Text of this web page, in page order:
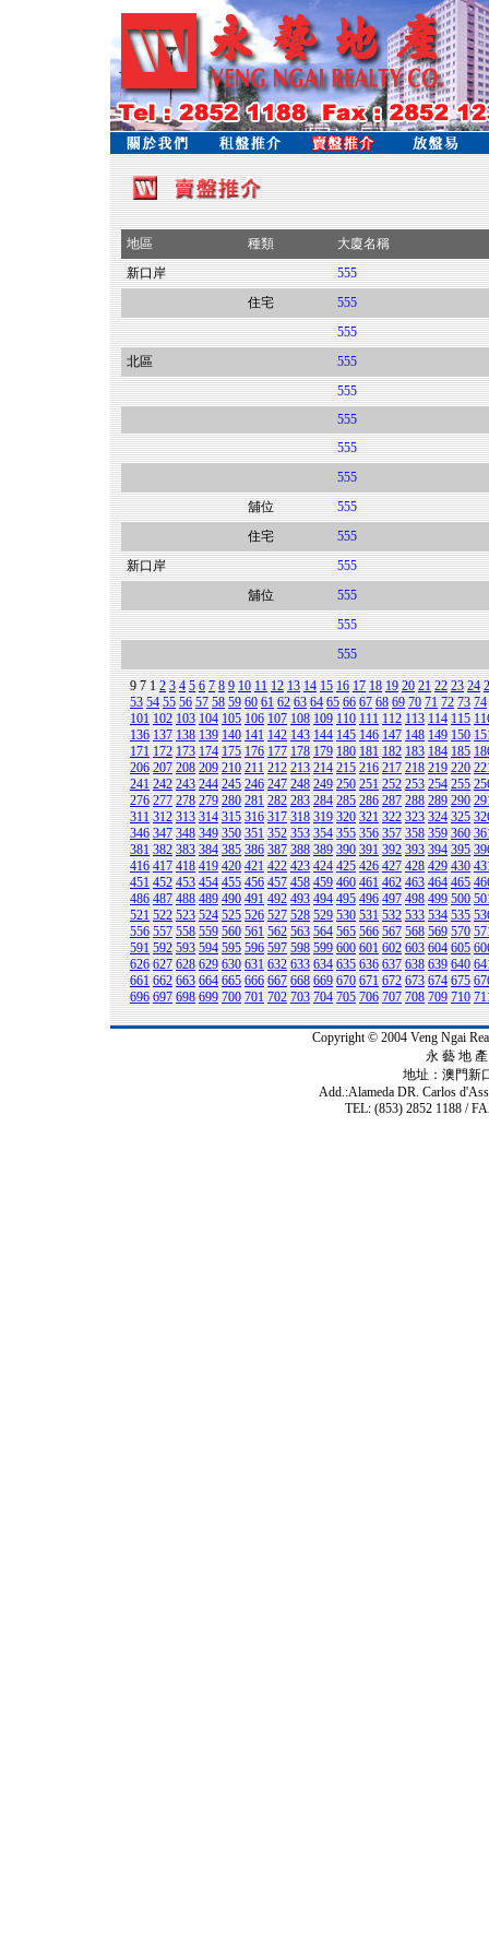
地區 種類
大廈名稱
新口岸
555
住宅
555
555
北區
555
555
555
555
555
舖位
555
住宅
555
新口岸
555
舖位
555
555
555
9 712 3 4 5 6 7 8 9 10 11 12 13 14 15 16 17 18 19 20 21 22 23 24
53 54 55 56 57 58 59 60 61 62 63 64 65 66 67 68 69 70 71 72 73 74
101 102 103 104 105 106 107 108 109 110 111 112 113 114 115
136 137 138 139 140 141 142 143 144 145 146 147 148 149 150
171 172 173 174 175 176 177 178 179 180 181 182 183 184 185
206 207 208 209 210 211 212 213 214 215 216 217 218 219 220
241 242 243 244 245 246 247 248 249 250 251 252 253 254 255
276 277 278 279 280 281 282 283 284 285 286 287 288 289 290
311 312 313 314 315 316 317 318 319 320 321 322 323 324 325
346 347 348 349 350 351 352 353 354 355 356 357 358 359 360
381 382 383 384 385 386 387 388 389 390 391 392 393 394 395
416 417 418 419 420 421 422 423 424 425 426 427 428 429 430
451 452 453 454 455 456 457 458 459 460 461 462 463 464 465
486 487 488 489 490 491 492 493 494 495 496 497 498 499 500
521 522 523 524 525 526 527 528 529 530 531 532 533 534 535
556 557 558 559 560 561 562 563 564 565 566 567 568 569 570
591 592 593 594 595 596 597 598 599 600 601 602 603 604 605
626 627 628 629 630 631 632 633 634 635 636 637 638 639 640
661 662 663 664 665 666 667 668 669 670 671 672 673 674 675
696 697 698 699 700 701 702 703 704 705 706 707 708 709 710
Copyright © 2004 Veng Ngai
永 藝 地
地址：澳門新
Add.:Alameda DR. Carlos
TEL: (853) 2852 1188 /